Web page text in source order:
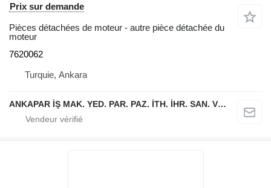
Prix sur demande
Pièces détachées de moteur - autre pièce détachée du
moteur
7620062
Turquie, Ankara
ANKAPAR İŞ MAK. YED. PAR. PAZ. İTH. İHR. SAN. VE TİC. LTD. ŞTİ.